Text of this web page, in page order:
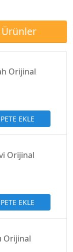
Orijinal
EKLE
Orijinal
EKLE
Orijinal